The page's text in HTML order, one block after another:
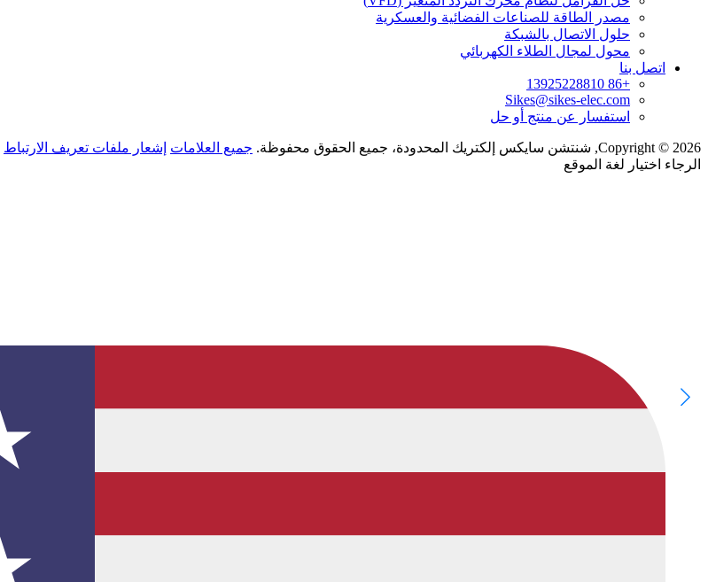
مصدر الطاقة للصناعات الفضائية والعسكرية
حلول الاتصال بالشبكة
محول لمجال الطلاء الكهربائي
اتصل بنا
+86 13925228810
Sikes@sikes-elec.com
استفسار عن منتج أو حل
Copyright © 2026, شنتشن سايكس إلكتريك المحدودة، جميع الحقوق محفوظة. جميع العلامات إشعار ملفات تعريف الارتباط
الرجاء اختيار لغة الموقع